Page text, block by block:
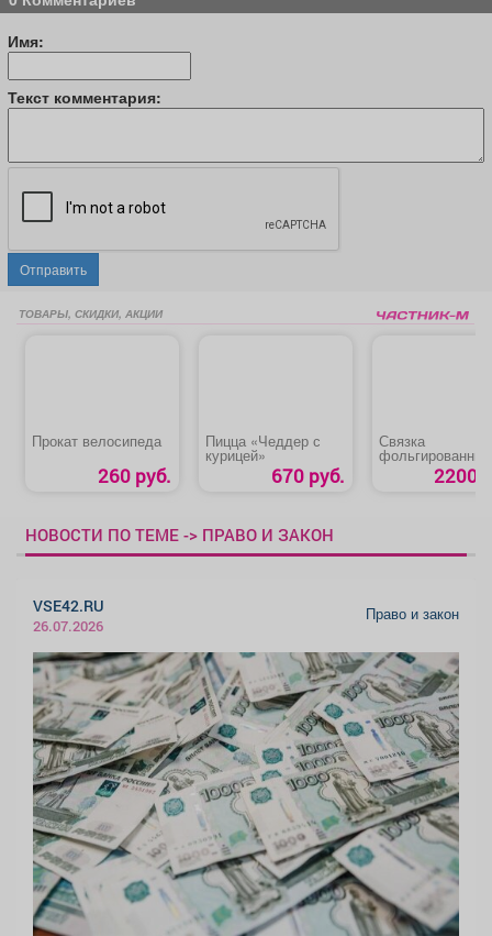
Имя:
Текст комментария:
Отправить
ТОВАРЫ, СКИДКИ, АКЦИИ
Прокат велосипеда
260 руб.
Пицца «Чеддер с
курицей»
670 руб.
Связка
фольгированных
сердец 2200
НОВОСТИ ПО ТЕМЕ -> ПРАВО И ЗАКОН
VSE42.RU
26.07.2026
Право и закон